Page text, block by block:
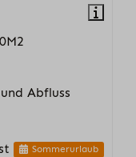
Abfluss
Sommerurlaub